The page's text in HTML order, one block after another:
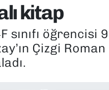
kitap
öğrencisi
Çizgi Roman